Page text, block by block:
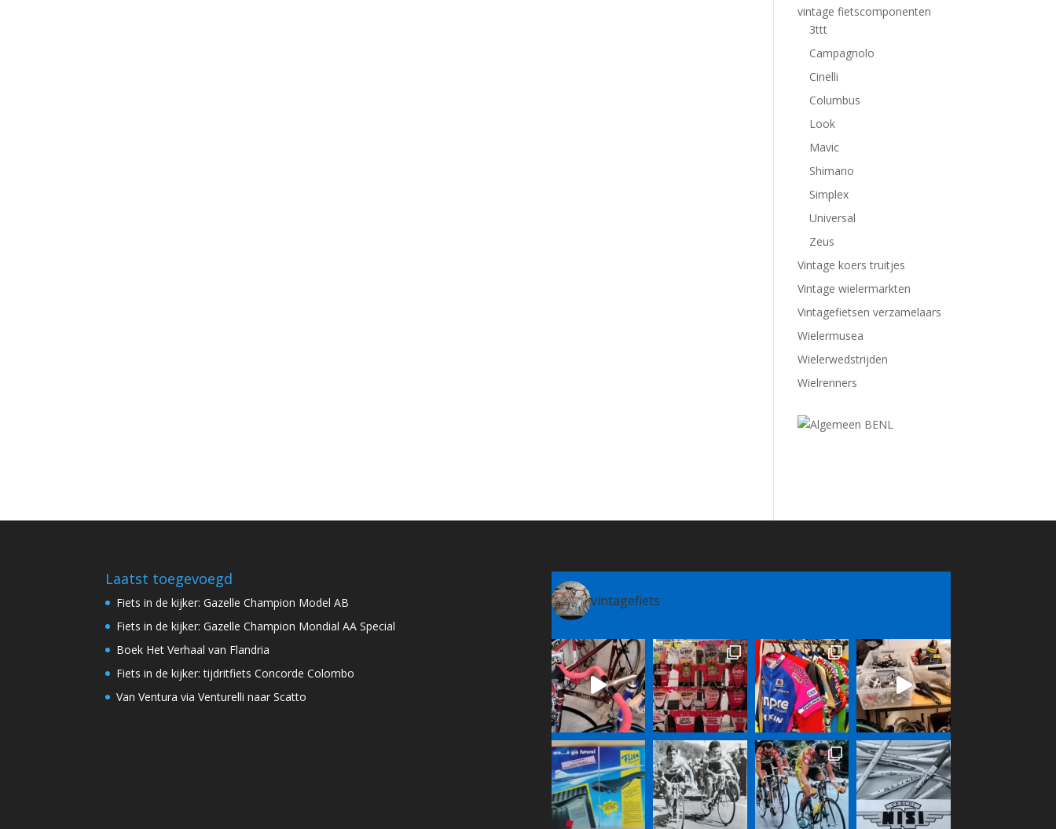
vintage fietscomponenten
3ttt
Campagnolo
Cinelli
Columbus
Look
Mavic
Shimano
Simplex
Universal
Zeus
Vintage koers truitjes
Vintage wielermarkten
Vintagefietsen verzamelaars
Wielermusea
Wielerwedstrijden
Wielrenners
Laatst toegevoegd
Fiets in de kijker: Gazelle Champion Model AB
Fiets in de kijker: Gazelle Champion Mondial AA Special
Boek Het Verhaal van Flandria
Fiets in de kijker: tijdritfiets Concorde Colombo
Van Ventura via Venturelli naar Scatto
vintagefiets